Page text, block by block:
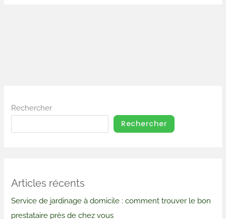
Rechercher
Rechercher
Articles récents
Service de jardinage à domicile : comment trouver le bon
prestataire près de chez vous